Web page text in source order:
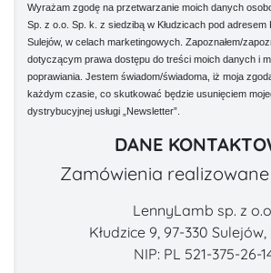
Wyrażam zgodę na przetwarzanie moich danych
Sp. z o.o. Sp. k. z siedzibą w Kłudzicach pod adresem
Sulejów, w celach marketingowych. Zapoznałem/
dotyczącym prawa dostępu do treści moich danych i
poprawiania. Jestem świadom/świadoma, iż moja
każdym czasie, co skutkować będzie usunięciem
dystrybucyjnej usługi „Newsletter”.
DANE
Zamówienia
LennyLamb sp. z
Kłudzice 9, 97-330
NIP: PL 521-375-26-